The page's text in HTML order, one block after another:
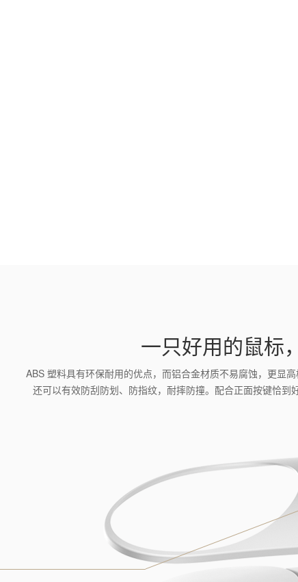
一只好用的鼠标
ABS 塑料具有环保耐用的优点，而铝合金材质不易腐蚀，更显
还可以有效防刮防划、防指纹，耐摔防撞。配合正面按键恰到